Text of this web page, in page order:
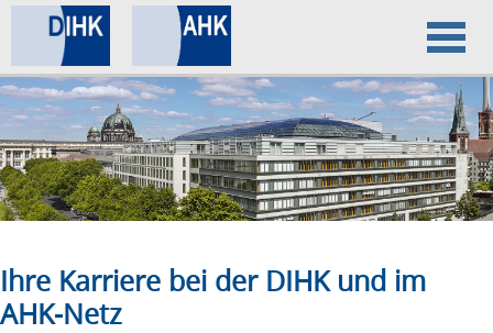
Home
Datenschutz
Impressum
Ihre Karriere bei der DIHK und im
AHK-Netz